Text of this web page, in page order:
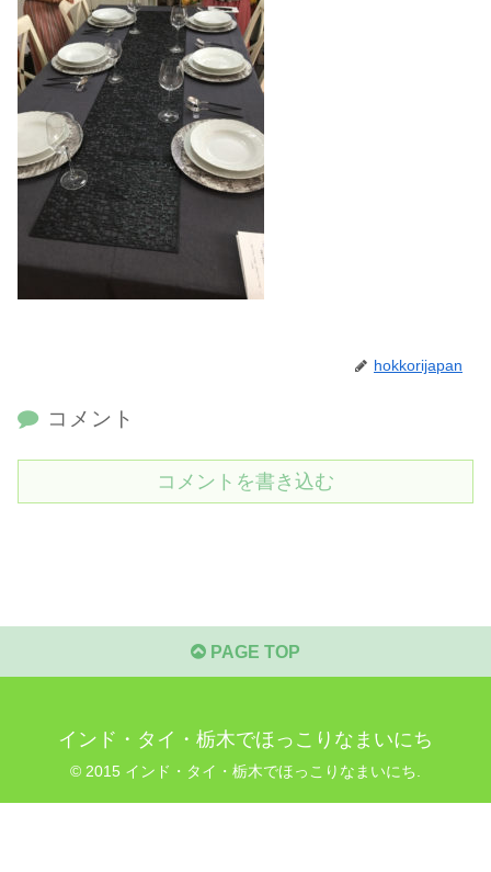
hokkorijapan
コメント
コメントを書き込む
PAGE TOP
インド・タイ・栃木でほっこりなまいにち
© 2015 インド・タイ・栃木でほっこりなまいにち.